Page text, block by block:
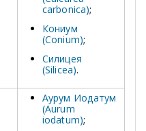
carbonica);
Кониум
(Conium);
Силицея
(Silicea).
Аурум Иодатум
(Aurum
iodatum);